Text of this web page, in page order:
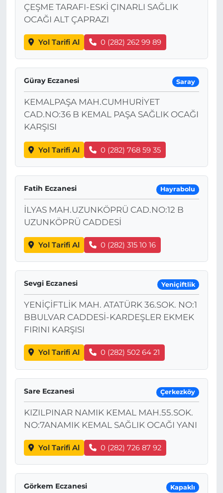
ÇEŞME TARAFI-ESKİ ÇINARLI SAĞLIK
OCAĞI ALT ÇAPRAZI
Yol Tarifi Al 0 (282) 262 99 89
Güray Eczanesi Saray
KEMALPAŞA MAH.CUMHURİYET
CAD.NO:36 B KEMAL PAŞA SAĞLIK OCAĞI
KARŞISI
Yol Tarifi Al 0 (282) 768 59 35
Fatih Eczanesi Hayrabolu
İLYAS MAH.UZUNKÖPRÜ CAD.NO:12 B
UZUNKÖPRÜ CADDESİ
Yol Tarifi Al 0 (282) 315 10 16
Sevgi Eczanesi Yeniçiftlik
YENİÇİFTLİK MAH. ATATÜRK 36.SOK. NO:1
BBULVAR CADDESİ-KARDEŞLER EKMEK
FIRINI KARŞISI
Yol Tarifi Al 0 (282) 502 64 21
Sare Eczanesi Çerkezköy
KIZILPINAR NAMIK KEMAL MAH.55.SOK.
NO:7ANAMIK KEMAL SAĞLIK OCAĞI YANI
Yol Tarifi Al 0 (282) 726 87 92
Görkem Eczanesi Kapaklı